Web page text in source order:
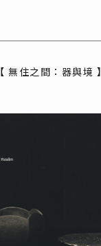
【 無住之間：器與